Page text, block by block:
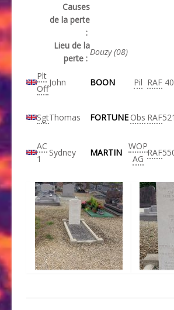
Causes
de la perte
:
Lieu de la
perte :
Douzy (08)
Plt
Off
John BOON Pil RAF
SgtThomas FORTUNE Obs RAF
AC
1
Sydney MARTIN
WOP
AG
RAF